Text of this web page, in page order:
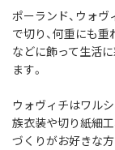
ポーランド、ウォヴ
で切り、何重にも重
などに飾って生活
ます。
ウォヴィチはワル
族衣装や切り紙細工
づくりがお好きな